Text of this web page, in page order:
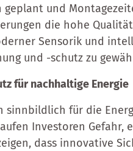
geplant und
die hohe
Sensorik und
und -schutz zu
für nachhaltige Energie
sinnbildlich für die
Investoren Gefahr,
zeigen, dass innovative